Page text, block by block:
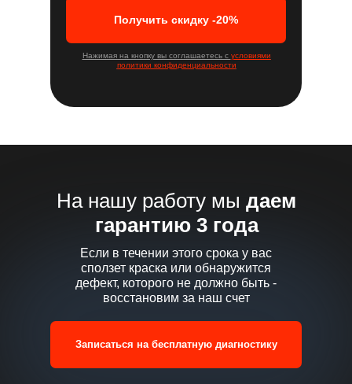
Получить скидку -20%
Нажимая на кнопку вы соглашаетесь с условиями
политики конфиденциальности
На нашу работу мы даем
гарантию 3 года
Если в течении этого срока у вас
сползет краска или обнаружится
дефект, которого не должно быть -
восстановим за наш счет
Записаться на бесплатную диагностику